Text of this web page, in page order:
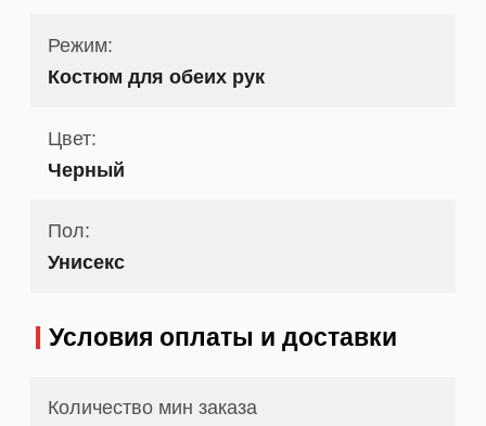
Режим:
Костюм для обеих рук
Цвет:
Черный
Пол:
Унисекс
Условия оплаты и доставки
Количество мин заказа